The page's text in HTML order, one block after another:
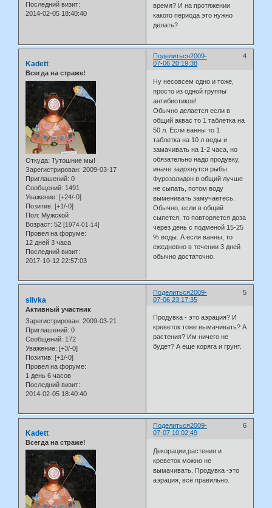
Последний визит:
2014-02-05 18:40:40
время? И на протяжении
какого периода это нужно
делать?
Поделиться 4
2009-
07-06 20:19:38
Kadett
Всегда на страже!
Откуда: Тутошние мы!
Зарегистрирован: 2009-03-17
Приглашений: 0
Сообщений: 1491
Уважение: [+24/-0]
Позитив: [+1/-0]
Пол: Мужской
Возраст: 52 [1974-01-14]
Провел на форуме:
12 дней 3 часа
Последний визит:
2017-10-12 22:57:03
Ну несовсем одно и тоже,
просто из одной группы
антибиотиков!
Обычно делается если в
общий аквас то 1 таблетка на
50 л. Если ванны то 1
таблетка на 10 л воды и
замачивать на 1-2 часа, но
обязательно надо продувку,
иначе задохнутся рыбы.
Фурозолидон в общий лучше
не сыпать, потом воду
выменивать замучаетесь.
Обычно, если в общий
сыпется, то повторяется доза
через день с подменой 15-25
% воды. А если ванны, то
ежедневно в течении 3 дней
обычно достаточно.
Поделиться 5
2009-
07-06 23:17:35
slivka
Активный участник
Зарегистрирован: 2009-03-21
Приглашений: 0
Сообщений: 172
Уважение: [+3/-0]
Позитив: [+1/-0]
Провел на форуме:
1 день 6 часов
Последний визит:
2014-02-05 18:40:40
Продувка - это аэрация? И
креветок тоже вымачивать? А
растения? Им ничего не
будет? А еще коряга и грунт.
Поделиться 6
2009-
07-07 10:02:49
Kadett
Всегда на страже!
Декорации,растения и
креветок можно не
вымачивать. Продувка -это
аэрация, всё правильно.